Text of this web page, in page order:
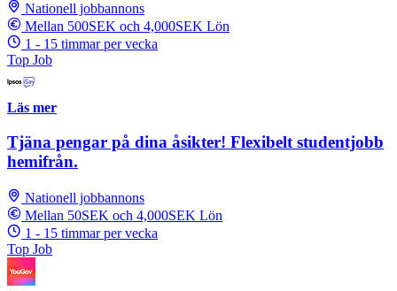
Nationell jobbannons
Mellan 500SEK och 4,000SEK Lön
1 - 15 timmar per vecka
Top Job
Läs mer
Tjäna pengar på dina åsikter! Flexibelt studentjobb
hemifrån.
Nationell jobbannons
Mellan 50SEK och 4,000SEK Lön
1 - 15 timmar per vecka
Top Job